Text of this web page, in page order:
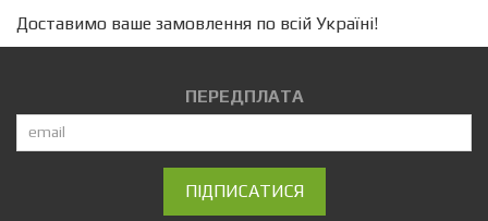
Доставимо ваше замовлення по всій Україні!
ПЕРЕДПЛАТА
ПІДПИСАТИСЯ